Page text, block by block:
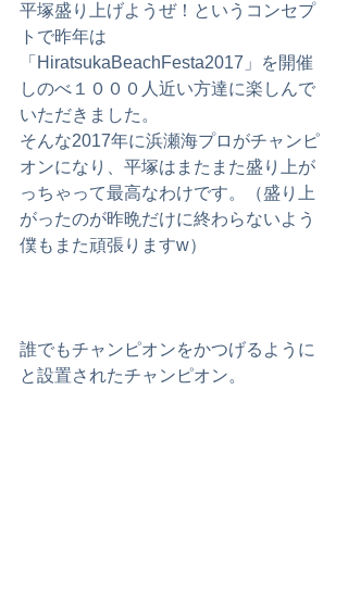
平塚盛り上げようぜ！というコンセプ
トで昨年は
「HiratsukaBeachFesta2017」を開催
しのべ１０００人近い方達に楽しんで
いただきました。
そんな2017年に浜瀬海プロがチャンピ
オンになり、平塚はまたまた盛り上が
っちゃって最高なわけです。（盛り上
がったのが昨晩だけに終わらないよう
僕もまた頑張りますw）
誰でもチャンピオンをかつげるように
と設置されたチャンピオン。